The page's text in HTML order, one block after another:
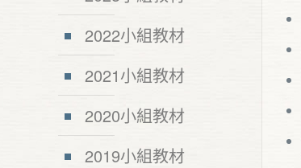
2022小組教材
2021小組教材
2020小組教材
2019小組教材